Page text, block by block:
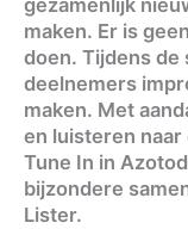
gezamenlijk
maken. Er is
doen. Tijdens de
deelnemers
maken. Met
en luisteren naar
Tune In in
bijzondere
Lister.